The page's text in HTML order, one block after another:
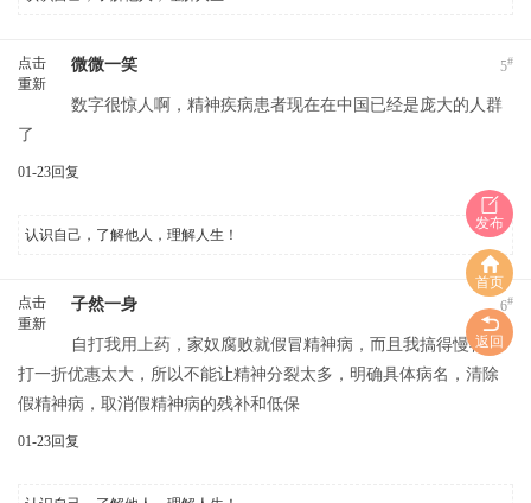
点击
重新
5#
微微一笑
数字很惊人啊，精神疾病患者现在在中国已经是庞大的人群
了
01-23回复
认识自己，了解他人，理解人生！
点击
重新
6#
子然一身
自打我用上药，家奴腐败就假冒精神病，而且我搞得慢特病
打一折优惠太大，所以不能让精神分裂太多，明确具体病名，清除
假精神病，取消假精神病的残补和低保
01-23回复
发布
首页
返回